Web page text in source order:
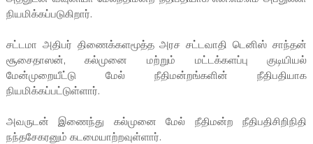
நியமிக்கப்படுகிறார்.
சட்டமா அதிபர் திணைக்களமூத்த அரச சட்டவாதி டெனிஸ் சாந்தன்
சூசைதாஸன், கல்முனை மற்றும் மட்டக்களப்பு குடியியல்
மேன்முறையீட்டு மேல் நீதிமன்றங்களின் நீதிபதியாக
நியமிக்கப்பட்டுள்ளார்.
அவருடன் இணைந்து கல்முனை மேல் நீதிமன்ற நீதிபதிசிறிநிதி
நந்தசேகரனும் கடமையாற்றவுள்ளார்.